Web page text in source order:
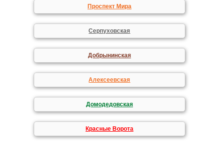
Проспект Мира
Серпуховская
Добрынинская
Алексеевская
Домодедовская
Красные Ворота